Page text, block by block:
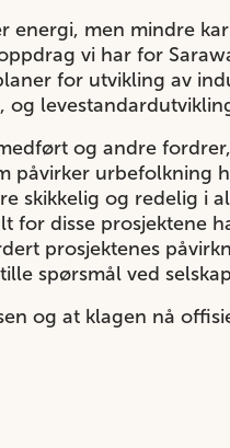
energi, men mindre
vi har for
for utvikling av
og andre
påvirker urbefolkning
skikkelig og redelig i
for disse prosjektene
prosjektenes
spørsmål ved
og at klagen nå